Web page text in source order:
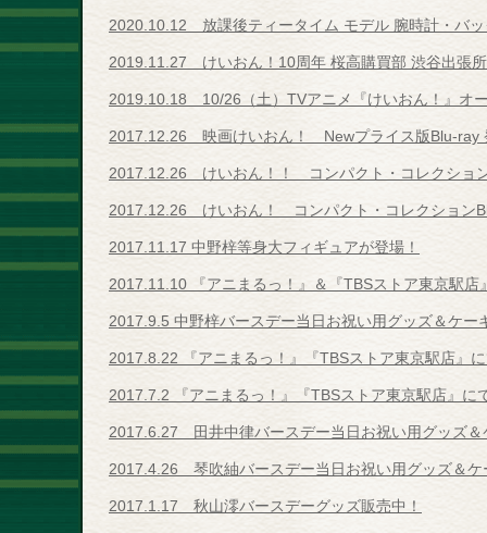
2020.10.12 放課後ティータイム モデル 腕時計・バ
2019.11.27 けいおん！10周年 桜高購買部 渋谷出張
2019.10.18 10/26（土）TVアニメ『けいおん！』オ
2017.12.26 映画けいおん！ Newプライス版Blu-ray
2017.12.26 けいおん！！ コンパクト・コレクショ
2017.12.26 けいおん！ コンパクト・コレクション
2017.11.17 中野梓等身大フィギュアが登場！
2017.11.10 『アニまるっ！』＆『TBSストア東京駅
2017.9.5 中野梓バースデー当日お祝い用グッズ＆ケー
2017.8.22 『アニまるっ！』『TBSストア東京駅店』
2017.7.2 『アニまるっ！』『TBSストア東京駅店』に
2017.6.27 田井中律バースデー当日お祝い用グッズ＆
2017.4.26 琴吹紬バースデー当日お祝い用グッズ＆ケ
2017.1.17 秋山澪バースデーグッズ販売中！